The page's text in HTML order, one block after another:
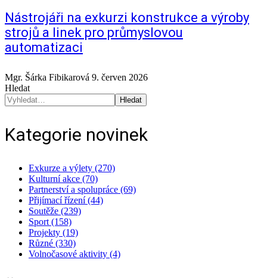
Nástrojáři na exkurzi konstrukce a výroby
strojů a linek pro průmyslovou
automatizaci
Mgr. Šárka Fibikarová 9. červen 2026
Hledat
Hledat
Kategorie novinek
Exkurze a výlety (270)
Kulturní akce (70)
Partnerství a spolupráce (69)
Přijímací řízení (44)
Soutěže (239)
Sport (158)
Projekty (19)
Různé (330)
Volnočasové aktivity (4)